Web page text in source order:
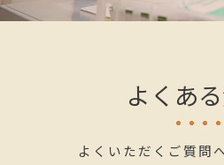
よくいただくご質問
よくあ